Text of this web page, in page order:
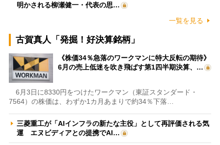
明かされる柳瀬健一・代表の思…
一覧を見る
古賀真人「発掘！好決算銘柄」
《株価34％急落のワークマンに特大反転の期待》
6月の売上低迷を吹き飛ばす第1四半期決算、…
6月3日に8330円をつけたワークマン（東証スタンダード・
7564）の株価は、わずか1カ月あまりで約34％下落…
三菱重工が「AIインフラの新たな主役」として再評価される気
運 エヌビディアとの提携でAI…